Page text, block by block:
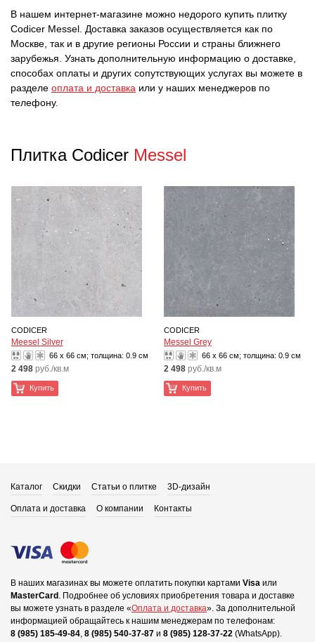
В нашем интернет-магазине можно недорого купить плитку
Codicer Messel. Доставка заказов осуществляется как по
Москве, так и в другие регионы России и страны ближнего
зарубежья. Узнать дополнительную информацию о доставке,
способах оплаты и других сопутствующих услугах вы можете в
разделе оплата и доставка или у наших менеджеров по
телефону.
Плитка Codicer Messel
CODICER
Meesel Silver
66 x 66 см; толщина: 0.9 см
2 498 руб./кв.м
Купить
CODICER
Messel Grey
66 x 66 см; толщина: 0.9 см
2 498 руб./кв.м
Купить
Каталог Скидки Статьи о плитке 3D-дизайн
Оплата и доставка О компании Контакты
В наших магазинах вы можете оплатить покупки картами Visa или
MasterCard . Подробнее об условиях приобретения товара и доставке
вы можете узнать в разделе «Оплата и доставка». За дополнительной
информацией обращайтесь к нашим менеджерам по телефонам:
8 (985) 185-49-84, 8 (985) 540-37-87 и 8 (985) 128-37-22 (WhatsApp).